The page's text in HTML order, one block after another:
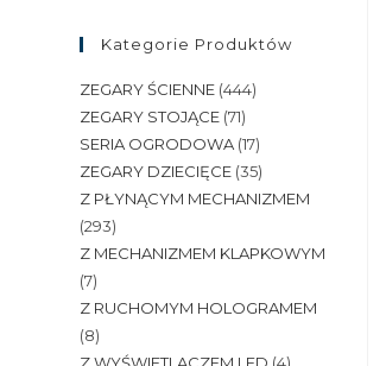
Kategorie Produktów
ZEGARY ŚCIENNE (444)
ZEGARY STOJĄCE (71)
SERIA OGRODOWA (17)
ZEGARY DZIECIĘCE (35)
Z PŁYNĄCYM MECHANIZMEM
(293)
Z MECHANIZMEM KLAPKOWYM
(7)
Z RUCHOMYM HOLOGRAMEM
(8)